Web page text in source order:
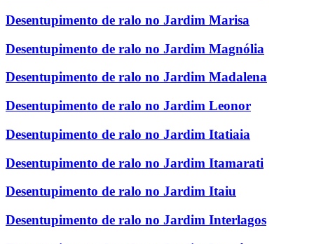
Desentupimento de ralo no Jardim Marisa
Desentupimento de ralo no Jardim Magnólia
Desentupimento de ralo no Jardim Madalena
Desentupimento de ralo no Jardim Leonor
Desentupimento de ralo no Jardim Itatiaia
Desentupimento de ralo no Jardim Itamarati
Desentupimento de ralo no Jardim Itaiu
Desentupimento de ralo no Jardim Interlagos